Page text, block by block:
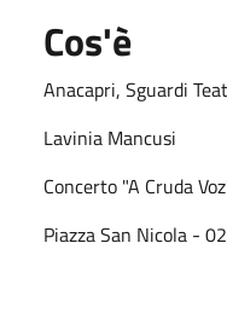
Cos'è
Anacapri, Sguardi
Lavinia Mancusi
Concerto "A Cruda
Piazza San Nicola -